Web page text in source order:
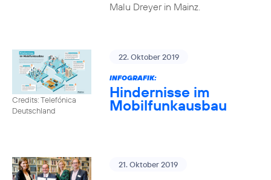
Malu Dreyer in Mainz.
Credits: Telefónica
Deutschland
22. Oktober 2019
INFOGRAFIK:
Hindernisse im
Mobilfunkausbau
21. Oktober 2019